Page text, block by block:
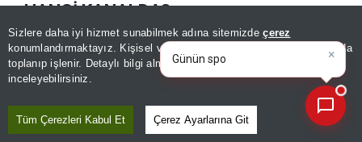
Sizlere daha iyi hizmet sunabilmek adına sitemizdeçerez
konumlandırmaktayız. Kişisel verileriniz, KVKK ve GDPR kapsamında
toplanıp işlenir. Detaylı bilgi almak içinAydınlatma Metnimizi
inceleyebilirsiniz.
Tüm Çerezleri Kabul Et Çerez Ayarlarına Git
HANGİ KANALDA?
Göztepe-Trabzonspor hazırlık maçı 8 Ağustos
2026 Cumartesi günü saat 20.00'de A Spor
ekranlarından canlı ve şifresiz yayınlanacak.
İsmail Köybaşı'nın jübilesine sahne olacak
Günün spor, gündem ve
ekonomi gelişmelerini analiz
edi